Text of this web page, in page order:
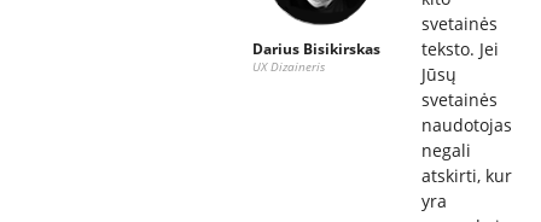
Darius Bisikirskas
UX Dizaineris
svetainės
teksto. Jei
Jūsų
svetainės
naudotojas
negali
atskirti, kur
yra